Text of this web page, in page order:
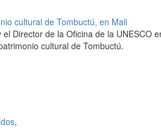
cultural de Tombuctú, en Mali
Director de la Oficina de la
cultural de Tombuctú.
,